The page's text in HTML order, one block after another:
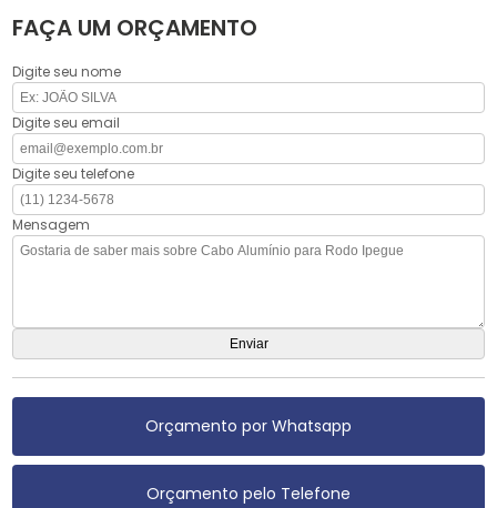
FAÇA UM ORÇAMENTO
Digite seu nome
Digite seu email
Digite seu telefone
Mensagem
Orçamento por Whatsapp
Orçamento pelo Telefone